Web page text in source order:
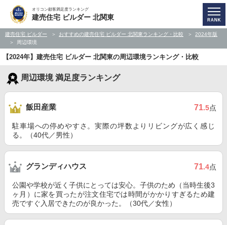
オリコン顧客満足度ランキング
建売住宅 ビルダー 北関東
建売住宅 ビルダー おすすめの建売住宅 ビルダー 北関東ランキング・比較
2024年版
周辺環境
【2024年】建売住宅 ビルダー 北関東の周辺環境ランキング・比較
周辺環境 満足度ランキング
飯田産業 71.5点
駐車場への停めやすさ。実際の坪数よりリビングが広く感じ
る。（40代／男性）
グランディハウス 71.4点
公園や学校が近く子供にとっては安心。子供のため（当時生後3
ヶ月）に家を買ったが注文住宅では時間がかかりすぎるため建
売ですぐ入居できたのが良かった。（30代／女性）